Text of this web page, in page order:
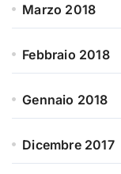
Marzo 2018
Febbraio 2018
Gennaio 2018
Dicembre 2017